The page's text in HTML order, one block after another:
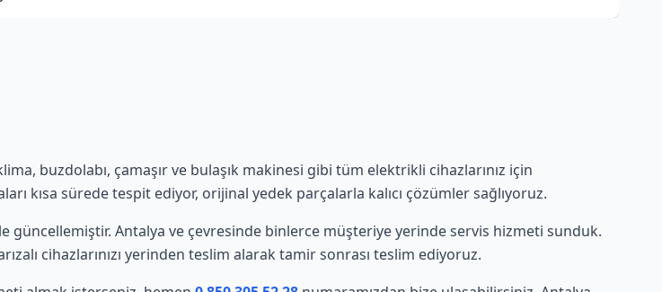
buzdolabı, çamaşır ve bulaşık makinesi gibi tüm elektrikli cihazlarınız için
kısa sürede tespit ediyor, orijinal yedek parçalarla kalıcı çözümler sağlıyoruz.
Antalya ve çevresinde binlerce müşteriye yerinde servis hizmeti sunduk.
cihazlarınızı yerinden teslim alarak tamir sonrası teslim ediyoruz.